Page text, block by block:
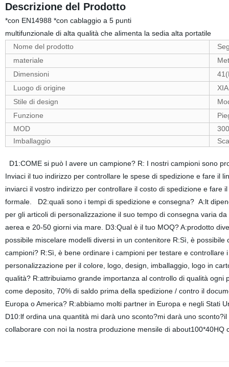
Descrizione del Prodotto
*con EN14988 *con cablaggio a 5 punti * con
multifunzionale di alta qualità che alimenta la sedia alta portatile
Nome del prodotto
materiale
Dimensioni
Luogo di origine
Stile di design
Funzione
MOD
Imballaggio
D1:COME si può l avere un campione? R: I nostri campioni sono
Inviaci il tuo indirizzo per controllare le spese di spedizione e fare il
inviarci il vostro indirizzo per controllare il costo di spedizione e
formale. D2:quali sono i tempi di spedizione e consegna? A:lt
per gli articoli di personalizzazione il suo tempo di consegna varia
aerea e 20-50 giorni via mare. D3:Qual è il tuo MOQ? A:prodotto
possibile miscelare modelli diversi in un contenitore R:Sì, è
campioni? R:Sì, è bene ordinare i campioni per testare e
personalizzazione per il colore, logo, design, imballaggio, logo in
qualità? R:attribuiamo grande importanza al controllo di qualità
come deposito, 70% di saldo prima della spedizione / contro il
Europa o America? R:abbiamo molti partner in Europa e negli Stati
D10:lf ordina una quantità mi darà uno sconto?mi darà uno
collaborare con noi la nostra produzione mensile di